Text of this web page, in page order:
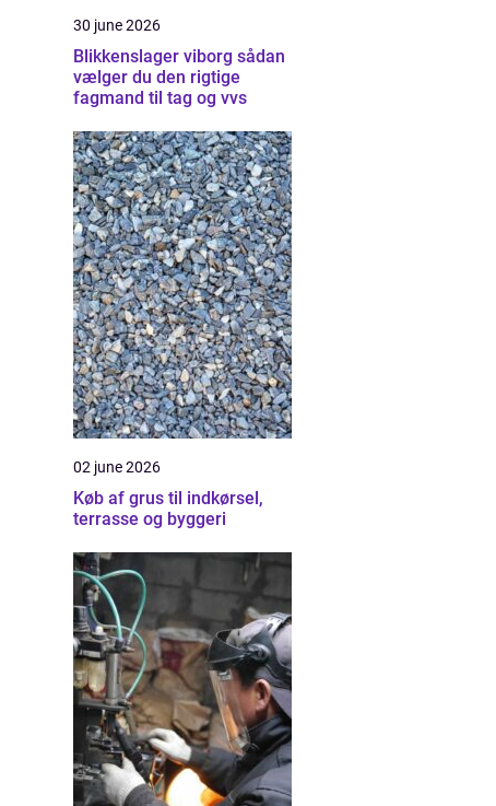
30 june 2026
Blikkenslager viborg sådan
vælger du den rigtige
fagmand til tag og vvs
02 june 2026
Køb af grus til indkørsel,
terrasse og byggeri